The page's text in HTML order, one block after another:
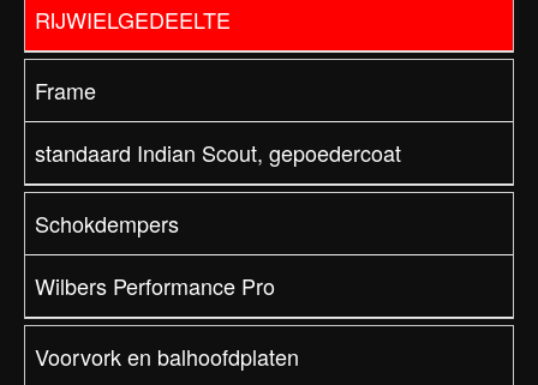
RIJWIELGEDEELTE
Frame
standaard Indian Scout, gepoedercoat
Schokdempers
Wilbers Performance Pro
Voorvork en balhoofdplaten